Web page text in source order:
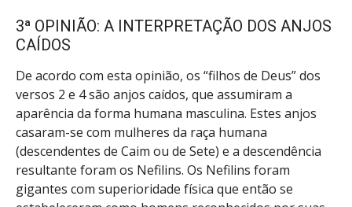
3ª OPINIÃO: A INTERPRETAÇÃO DOS ANJOS
CAÍDOS
De acordo com esta opinião, os “filhos de Deus” dos
versos 2 e 4 são anjos caídos, que assumiram a
aparência da forma humana masculina. Estes anjos
casaram-se com mulheres da raça humana
(descendentes de Caim ou de Sete) e a descendência
resultante foram os Nefilins. Os Nefilins foram
gigantes com superioridade física que então se